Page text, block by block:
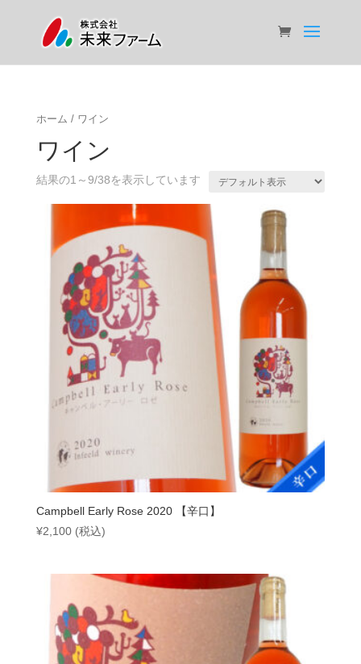
ホーム / ワイン
ワイン
結果の1～9/38を表示しています
Campbell Early Rose 2020 【辛口】
¥2,100 (税込)